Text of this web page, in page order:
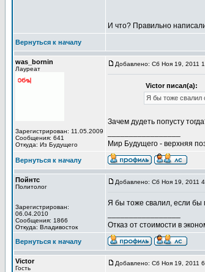
И что? Правильно
Вернуться к началу
was_bornin
Лауреат
Зарегистрирован: 11.05.2009
Сообщения: 641
Откуда: Из Будущего
Добавлено: Сб Ноя 19, 2011
Victor писал(а):
Я бы тоже свалил
Зачем дудеть попусту
Мир Будущего - верхняя
Вернуться к началу
Пойнтс
Политолог
Зарегистрирован:
06.04.2010
Сообщения: 1866
Откуда: Владивосток
Добавлено: Сб Ноя 19, 2011
Я бы тоже свалил, если бы
Отказ от стоимости в
Вернуться к началу
Victor
Гость
Добавлено: Сб Ноя 19, 2011